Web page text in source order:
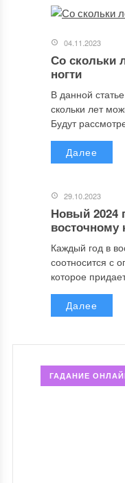
04.11.2023
Со скольки
ногти
В данной
скольки лет
Будут
Далее
29.10.2023
Новый 2024
восточному
Каждый год в
соотносится с
которое
Далее
ГАДАНИЕ